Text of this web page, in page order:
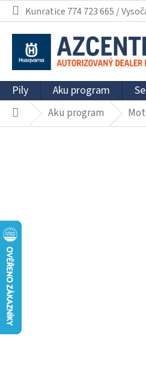
Přejít
na
obsah
Kunratice 774 723 665 /
Pily Aku program
DomůAku program